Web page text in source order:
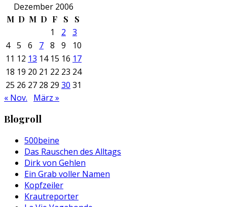
Dezember 2006
M D M D F S S
1 2
3
4 5 6 7 8 9
10
11 12 13 14 15 16 17
18 19 20 21 22 23 24
25 26 27 28 29 30 31
« Nov.
März »
Blogroll
500beine
Das Rauschen des Alltags
Dirk von Gehlen
Ein Grab voller Namen
Kopfzeiler
Krautreporter